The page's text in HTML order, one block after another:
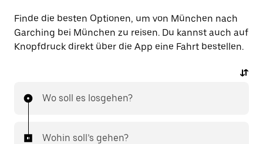
Finde die besten Optionen, um von München nach
Garching bei München zu reisen. Du kannst auch auf
Knopfdruck direkt über die App eine Fahrt bestellen.
Wo soll es losgehen?
Wohin soll’s gehen?